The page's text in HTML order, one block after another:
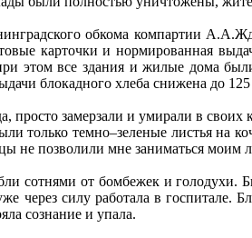
обкома компартии
карточки и нормированная
этом все здания и жилые дома
блокадного хлеба снижена до
просто замерзали и умирали в
только темно–зеленые листья
не позволили мне заниматься
сотнями от бомбежек и
силу работала в госпитале.
сознание и упала.